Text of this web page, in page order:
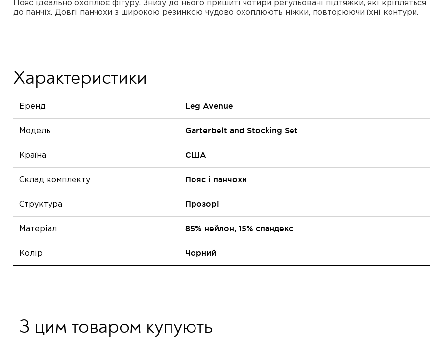
Пояс ідеально охоплює фігуру. Знизу до нього пришиті чотири регульовані підтяжки, які кріпляться
до панчіх. Довгі панчохи з широкою резинкою чудово охоплюють ніжки, повторюючи їхні контури.
Характеристики
Бренд Leg Avenue
Модель Garterbelt and Stocking Set
Країна США
Склад комплекту Пояс і панчохи
Структура Прозорі
Матеріал 85% нейлон, 15% спандекс
Колір Чорний
З цим товаром купують